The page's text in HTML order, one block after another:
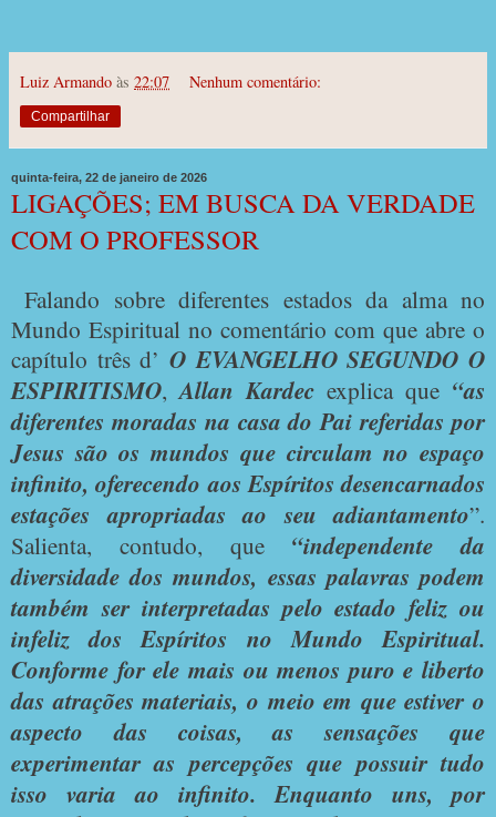
Luiz Armando às 22:07 Nenhum comentário:
Compartilhar
quinta-feira, 22 de janeiro de 2026
LIGAÇÕES; EM BUSCA DA VERDADE
COM O PROFESSOR
Falando sobre diferentes estados da alma no
Mundo Espiritual no comentário com que abre o
capítulo três d’ O EVANGELHO SEGUNDO O
ESPIRITISMO,Allan Kardec explica que “as
diferentes moradas na casa do Pai referidas por
Jesus são os mundos que circulam no espaço
infinito, oferecendo aos Espíritos desencarnados
estações apropriadas ao seu adiantamento”.
Salienta, contudo, que “independente da
diversidade dos mundos, essas palavras podem
também ser interpretadas pelo estado feliz ou
infeliz dos Espíritos no Mundo Espiritual.
Conforme for ele mais ou menos puro e liberto
das atrações materiais, o meio em que estiver o
aspecto das coisas, as sensações que
experimentar as percepções que possuir tudo
isso varia ao infinito. Enquanto uns, por